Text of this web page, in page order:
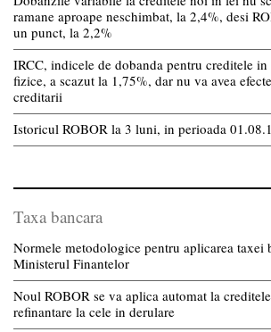
ramane aproape neschimbat, la 2,4%, desi
un punct, la 2,2%
IRCC, indicele de dobanda pentru creditele
fizice, a scazut la 1,75%, dar nu va avea
creditarii
Istoricul ROBOR la 3 luni, in perioada
Taxa bancara
Normele metodologice pentru aplicarea taxei
Ministerul Finantelor
Noul ROBOR se va aplica automat la
refinantare la cele in derulare